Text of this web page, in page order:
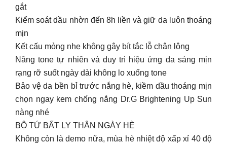
gắt
Kiểm soát dầu nhờn đến 8h liền và giữ da luôn thoáng
mịn
Kết cấu mỏng nhẹ không gây bít tắc lỗ chân lông
Nâng tone tự nhiên và duy trì hiệu ứng da sáng mịn
rạng rỡ suốt ngày dài không lo xuống tone
Bảo vệ da bền bỉ trước nắng hè, kiềm dầu thoáng mịn
chọn ngay kem chống nắng Dr.G Brightening Up Sun
nàng nhé
BỘ TỨ BẤT LY THÂN NGÀY HÈ
Không còn là demo nữa, mùa hè nhiệt độ xấp xỉ 40 độ